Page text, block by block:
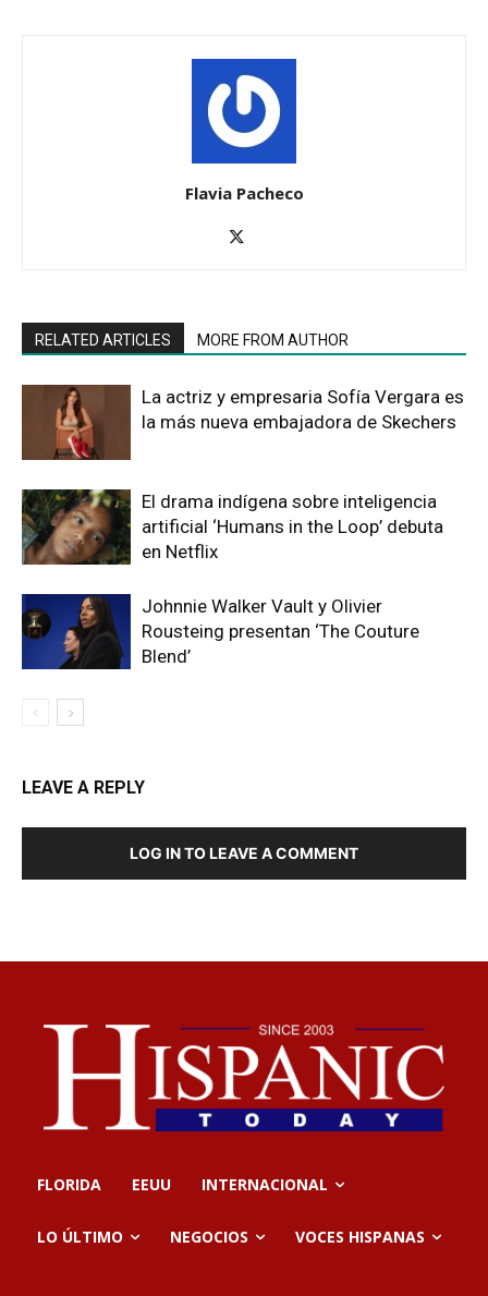
Flavia Pacheco
RELATED ARTICLES MORE FROM AUTHOR
La actriz y empresaria Sofía Vergara es
la más nueva embajadora de Skechers
El drama indígena sobre inteligencia
artificial ‘Humans in the Loop’ debuta
en Netflix
Johnnie Walker Vault y Olivier
Rousteing presentan ‘The Couture
Blend’
LEAVE A REPLY
LOG IN TO LEAVE A COMMENT
FLORIDA EEUU INTERNACIONAL
LO ÚLTIMO NEGOCIOS VOCES HISPANAS